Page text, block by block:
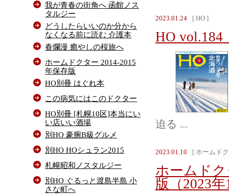
2023.01.24 [ HO ]
HO vol.184
迫る ...
2023.01.10 [ ホームド
ホームド
版（2023
我が青春の街角へ 函館ノス
タルジー
どうしたらいいのか分から
なくなる前に読む 介護本
春爛漫 癒やしの桜旅へ
ホームドクター 2014-2015
年保存版
HO別冊 はぐれ本
この病気にはこのドクター
HO別冊 [札幌10区]本当にい
い店いい酒場
別HO 豪腕B級グルメ
別HO HOシュラン2015
札幌昭和ノスタルジー
別HO ぐるっと渡島半島 小
さな町へ